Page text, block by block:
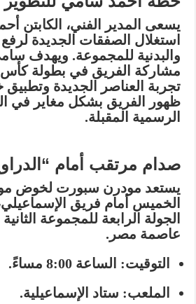
يسعى المدير الفني، الكابتن
استغلال الصفقات الجديدة لرفع
والبدنية للمجموعة. ويهدف
مشاركة الفريق في بطولةكأس
تجربة العناصر الجديدة
ظهور الفريق بشكل مغاير في
الرسمية المقبلة.
صدام مرتقب أمام
يستعد مودرن سبورت لخوض
الخميس أمام فريق الإسماعيلي
الجولة الرابعة للمجموعة
عاصمة مصر.
التوقيت: الساعة 8:00 مساءً.
الملعب: ستاد الإسماعيلية.